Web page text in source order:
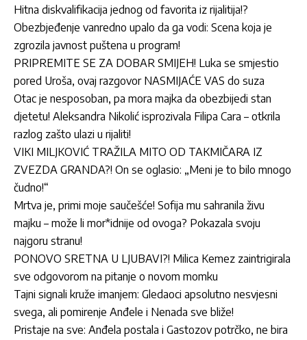
Hitna diskvalifikacija jednog od favorita iz rijalitija!?
Obezbjeđenje vanredno upalo da ga vodi: Scena koja je
zgrozila javnost puštena u program!
PRIPREMITE SE ZA DOBAR SMIJEH! Luka se smjestio
pored Uroša, ovaj razgovor NASMIJAĆE VAS do suza
Otac je nesposoban, pa mora majka da obezbijedi stan
djetetu! Aleksandra Nikolić isprozivala Filipa Cara – otkrila
razlog zašto ulazi u rijaliti!
VIKI MILJKOVIĆ TRAŽILA MITO OD TAKMIČARA IZ
ZVEZDA GRANDA?! On se oglasio: „Meni je to bilo mnogo
čudno!“
Mrtva je, primi moje saučešće! Sofija mu sahranila živu
majku – može li mor*idnije od ovoga? Pokazala svoju
najgoru stranu!
PONOVO SRETNA U LJUBAVI?! Milica Kemez zaintrigirala
sve odgovorom na pitanje o novom momku
Tajni signali kruže imanjem: Gledaoci apsolutno nesvjesni
svega, ali pomirenje Anđele i Nenada sve bliže!
Pristaje na sve: Anđela postala i Gastozov potrčko, ne bira